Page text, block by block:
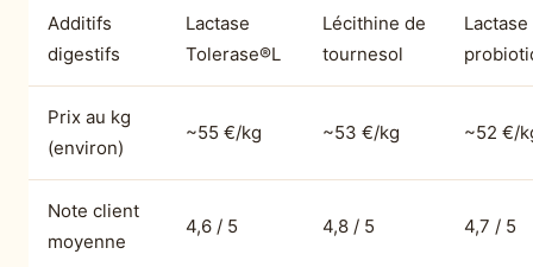
Additifs
digestifs
Lactase
Tolerase®L
Lécithine de
tournesol
Lactase
Prix au kg
(environ)
~55 €/kg ~53 €/kg ~52 €/
Note client
moyenne
4,6 / 5 4,8 / 5 4,7 / 5